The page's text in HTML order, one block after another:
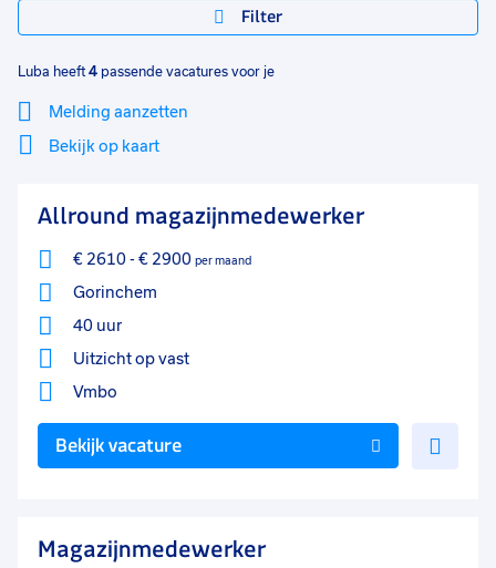
Filter
Luba heeft 4 passende vacatures voor je
Melding aanzetten
Bekijk op kaart
Filter
Sluiten
Allround magazijnmedewerker
€ 2610- € 2900 per maand
Gorinchem
40 uur
Uitzicht op vast
Vmbo
Bekijk vacature
Magazijnmedewerker